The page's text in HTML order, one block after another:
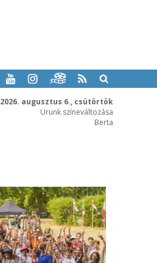
2026. augusztus 6., csütörtök
Urunk színeváltozása
Berta